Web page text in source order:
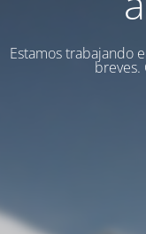
Estamos trabajando
breves.